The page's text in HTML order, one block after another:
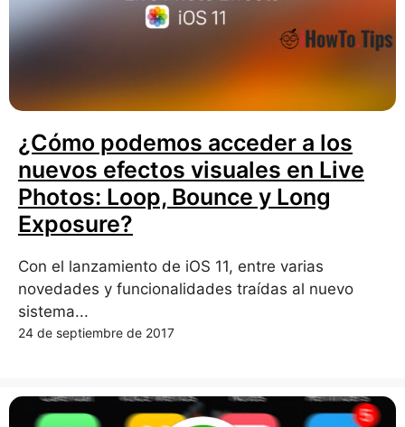
¿Cómo podemos acceder a los
nuevos efectos visuales en Live
Photos: Loop, Bounce y Long
Exposure?
Con el lanzamiento de iOS 11, entre varias
novedades y funcionalidades traídas al nuevo
sistema...
24 de septiembre de 2017